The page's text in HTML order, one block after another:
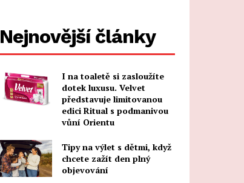
Nejnovější články
I na toaletě si zasloužíte
dotek luxusu. Velvet
představuje limitovanou
edici Ritual s podmanivou
vůní Orientu
Tipy na výlet s dětmi, když
chcete zažít den plný
objevování